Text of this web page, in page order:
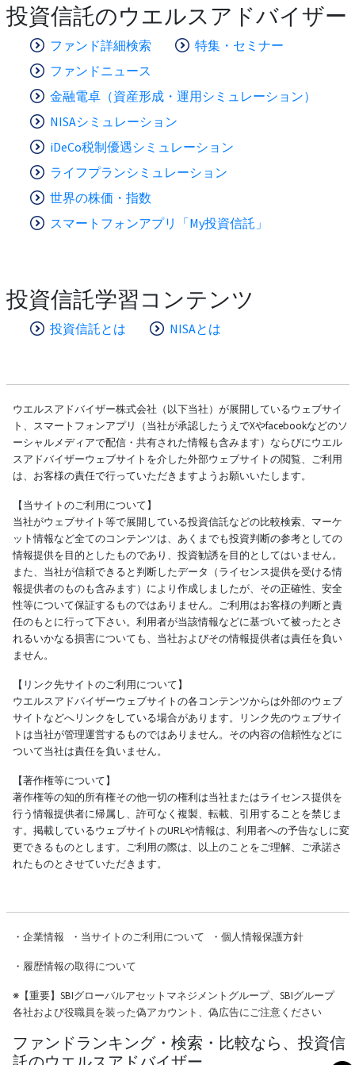
投資信託のウエルスアドバイザー
ファンド詳細検索
特集・セミナー
ファンドニュース
金融電卓（資産形成・運用シミュレーション）
NISAシミュレーション
iDeCo税制優遇シミュレーション
ライフプランシミュレーション
世界の株価・指数
スマートフォンアプリ「My投資信託」
投資信託学習コンテンツ
投資信託とは NISAとは
ウエルスアドバイザー株式会社（以下当社）が展開しているウェブサイ
ト、スマートフォンアプリ（当社が承認したうえでXやfacebookなどのソ
ーシャルメディアで配信・共有された情報も含みます）ならびにウエル
スアドバイザーウェブサイトを介した外部ウェブサイトの閲覧、ご利用
は、お客様の責任で行っていただきますようお願いいたします。
【当サイトのご利用について】
当社がウェブサイト等で展開している投資信託などの比較検索、マーケ
ット情報など全てのコンテンツは、あくまでも投資判断の参考としての
情報提供を目的としたものであり、投資勧誘を目的としてはいません。
また、当社が信頼できると判断したデータ（ライセンス提供を受ける情
報提供者のものも含みます）により作成しましたが、その正確性、安全
性等について保証するものではありません。ご利用はお客様の判断と責
任のもとに行って下さい。利用者が当該情報などに基づいて被ったとさ
れるいかなる損害についても、当社およびその情報提供者は責任を負い
ません。
【リンク先サイトのご利用について】
ウエルスアドバイザーウェブサイトの各コンテンツからは外部のウェブ
サイトなどへリンクをしている場合があります。リンク先のウェブサイ
トは当社が管理運営するものではありません。その内容の信頼性などに
ついて当社は責任を負いません。
【著作権等について】
著作権等の知的所有権その他一切の権利は当社またはライセンス提供を
行う情報提供者に帰属し、許可なく複製、転載、引用することを禁じま
す。掲載しているウェブサイトのURLや情報は、利用者への予告なしに変
更できるものとします。ご利用の際は、以上のことをご理解、ご承諾さ
れたものとさせていただきます。
・ 企業情報 ・ 当サイトのご利用について ・ 個人情報保護方針
・ 履歴情報の取得について
※【重要】SBIグローバルアセットマネジメントグループ、SBIグループ
各社および役職員を装った偽アカウント、偽広告にご注意ください
ファンドランキング・検索・比較なら、投資信